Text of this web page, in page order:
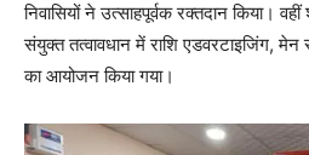
निवासियों ने उत्साहपूर्वक रक्तदान किया।
संयुक्त तत्वावधान में राशि एडवरटाइजिंग, मेन
का आयोजन किया गया।